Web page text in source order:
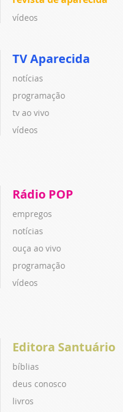
vídeos
TV Aparecida
notícias
programação
tv ao vivo
vídeos
Rádio POP
empregos
notícias
ouça ao vivo
programação
vídeos
Editora Santuário
bíblias
deus conosco
livros